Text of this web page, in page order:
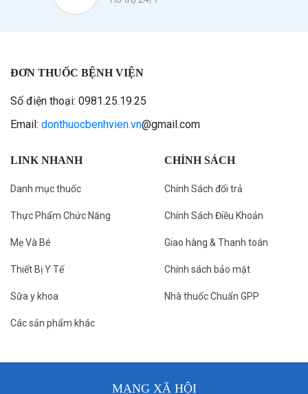
ĐƠN THUỐC BỆNH VIỆN
Số điện thoại: 0981.25.19.25
Email: donthuocbenhvien.vn@gmail.com
LINK NHANH
Danh mục thuốc
Thực Phẩm Chức Năng
Mẹ Và Bé
Thiết Bị Y Tế
Sữa y khoa
Các sản phẩm khác
CHÍNH SÁCH
Chính Sách đổi trả
Chính Sách Điều Khoản
Giao hàng & Thanh toán
Chính sách bảo mật
Nhà thuốc Chuẩn GPP
MẠNG XÃ HỘI